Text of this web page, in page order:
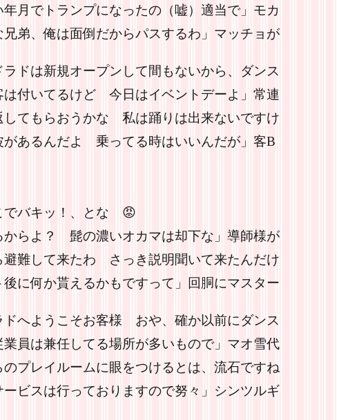
年月でトランプになったの（嘘）適当で」モカ
弟、俺は面倒だからパスするわ」マッチョが
ドは新規オープンして間もないから、ダンス
付いてるけど 今日はイベントデーよ」常連
てもらおうかな 私は踊りは出来ないですけ
あるんだよ 乗ってる時はいいんだが」客B
、とな 😡
からよ？ 髭の濃いオカマは却下な」導師様が
避難して来たわ さっき説明聞いて来たんだけ
に何か貰えるかもですって」回胴にマスター
へようこそお客様 おや、確か以前にダンス
員は兼任してる場所が多いもので」マオ雪代
プレイルームに眼をつけるとは、流石ですね
ビスは行っておりますので努々」シンツルギ